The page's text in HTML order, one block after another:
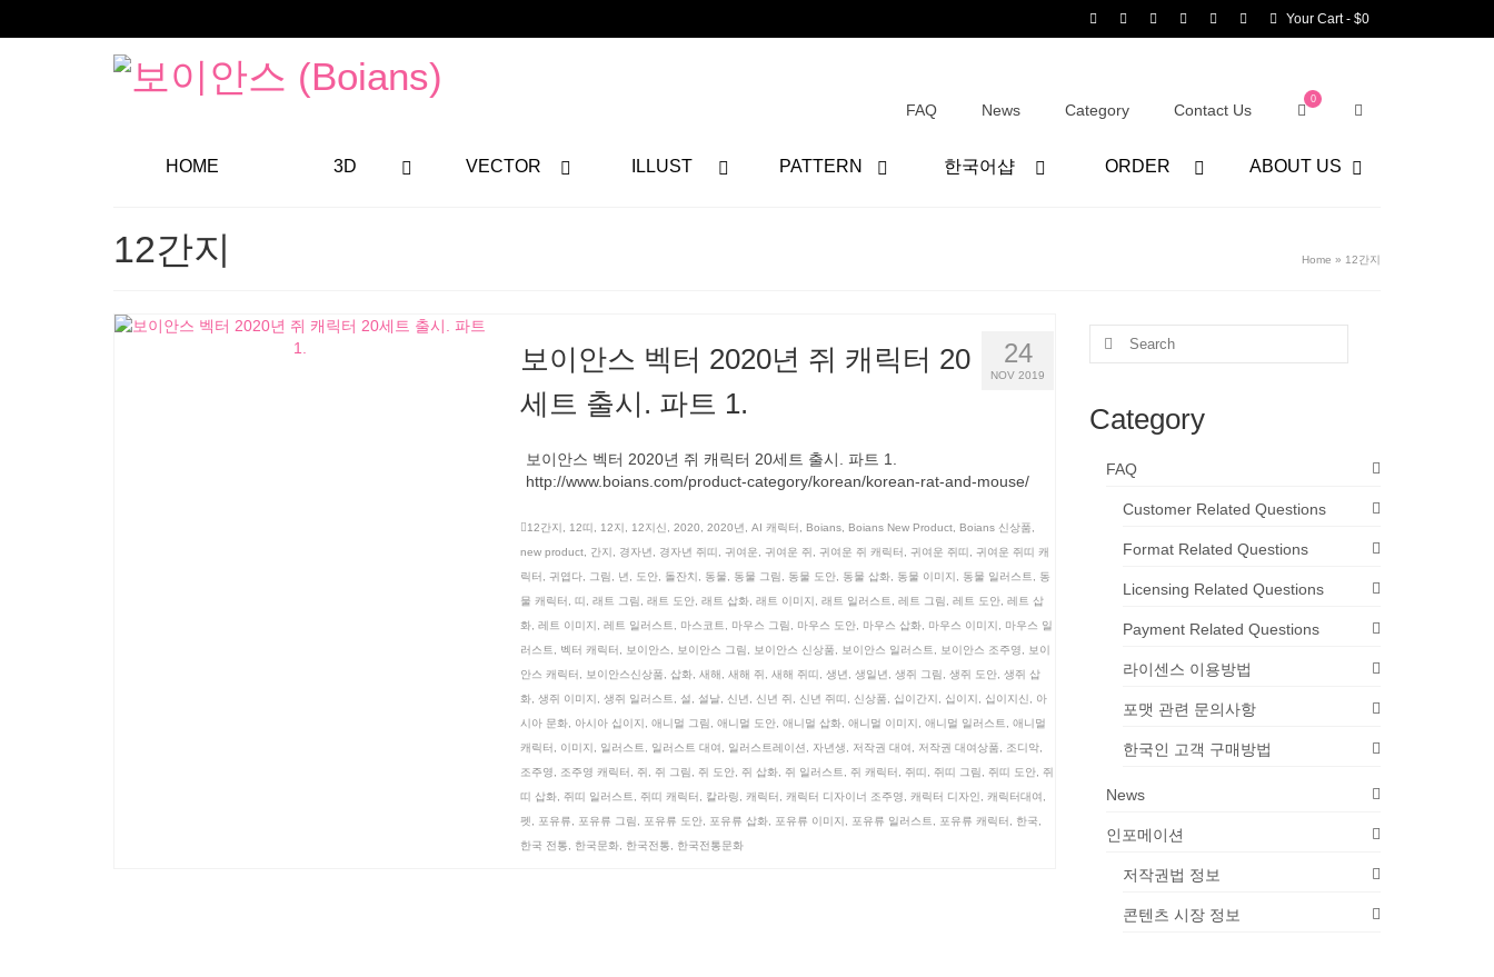
Your Cart- $0
FAQ News Category Contact Us
0
HOME 3D VECTOR ILLUST PATTERN 한국어샵 ORDER ABOUT US
12간지 Home » 12간지
24
NOV 2019
보이안스 벡터 2020년 쥐 캐릭터 20
세트 출시. 파트 1.
보이안스 벡터 2020년 쥐 캐릭터 20세트 출시. 파트 1.
http://www.boians.com/product-category/korean/korean-rat-and-mouse/
12간지 12띠 12지 12지신 2020 2020년 AI 캐릭터 Boians, Boians New Product, Boians 신상품
new product, 간지 경자년 경자년 쥐띠 귀여운 귀여운 쥐 귀여운 쥐 캐릭터 귀여운 쥐띠
귀여운 쥐띠 캐
릭터
귀엽다, 그림 년 도안, 돌잔치 동물 동물 그림 동물 도안, 동물 삽화, 동물 이미지 동물 일러스트
동
물 캐릭터
띠 래트 그림 래트 도안, 래트 삽화, 래트 이미지 래트 일러스트 레트 그림 레트 도안, 레트 삽
화, 레트 이미지 레트 일러스트 마스코트 마우스 그림 마우스 도안, 마우스 삽화, 마우스 이미지
마우스 일
러스트
벡터 캐릭터 보이안스 보이안스 그림 보이안스 신상품 보이안스 일러스트 보이안스 조주영
보이
안스 캐릭터
보이안스신상품 삽화, 새해 새해 쥐 새해 쥐띠 생년 생일년 생쥐 그림 생쥐 도안, 생쥐 삽
화, 생쥐 이미지 생쥐 일러스트 설 설날, 신년 신년 쥐 신년 쥐띠 신상품 십이간지 십이지 십이지신
아
시아 문화, 아시아 십이지 애니멀 그림 애니멀 도안, 애니멀 삽화, 애니멀 이미지 애니멀 일러스트
애니멀
캐릭터
이미지 일러스트 일러스트 대여 일러스트레이션 자년생 저작권 대여 저작권 대여상품 조디악,
조주영
조주영 캐릭터 쥐 쥐 그림 쥐 도안, 쥐 삽화, 쥐 일러스트 쥐 캐릭터 쥐띠 쥐띠 그림 쥐띠 도안,
쥐
띠 삽화, 쥐띠 일러스트 쥐띠 캐릭터 칼라링 캐릭터 캐릭터 디자이너 조주영 캐릭터 디자인 캐릭터대여
펫
포유류 포유류 그림 포유류 도안, 포유류 삽화, 포유류 이미지 포유류 일러스트 포유류 캐릭터 한국
한국 전통
한국문화, 한국전통 한국전통문화
Search
Category
FAQ
Customer Related Questions
Format Related Questions
Licensing Related Questions
Payment Related Questions
라이센스 이용방법
포맷 관련 문의사항
한국인 고객 구매방법
News
인포메이션
저작권법 정보
콘텐츠 시장 정보